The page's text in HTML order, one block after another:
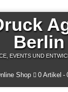
Berlin
EVENTS UND
Shop 0 Artikel